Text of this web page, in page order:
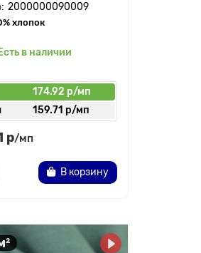
2000000090009
хлопок
Есть в наличии
174.92 р/мп
159.71 р/мп
р/мп
В корзину